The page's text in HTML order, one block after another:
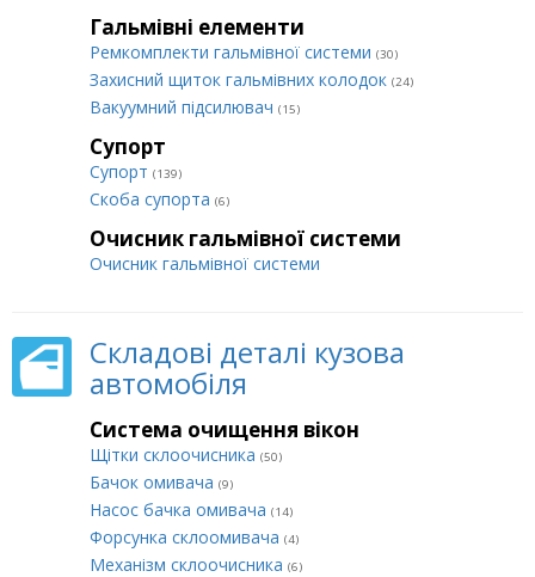
Гальмівні елементи
Ремкомплекти гальмівної системи (30)
Захисний щиток гальмівних колодок (24)
Вакуумний підсилювач (15)
Супорт
Супорт (139)
Cкоба супорта (6)
Очисник гальмівної системи
Очисник гальмівної системи
Складові деталі кузова
автомобіля
Система очищення вікон
Щітки склоочисника (50)
Бачок омивача (9)
Насос бачка омивача (14)
Форсунка склоомивача (4)
Механізм склоочисника (6)